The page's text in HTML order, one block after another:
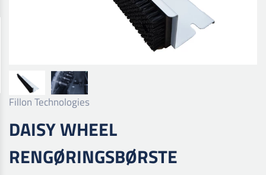
Fillon Technologies
DAISY WHEEL
RENGØRINGSBØRSTE